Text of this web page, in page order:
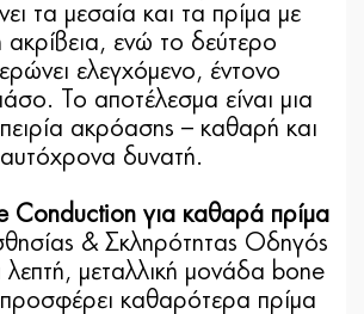
τα μεσαία και τα πρίμα με
ακρίβεια, ενώ το δεύτερο
ελεγχόμενο, έντονο
Το αποτέλεσμα είναι μια
ακρόασης – καθαρή και
δυνατή.
Conduction για καθαρά πρίμα
& Σκληρότητας Οδηγός
λεπτή, μεταλλική μονάδα bone
καθαρότερα πρίμα